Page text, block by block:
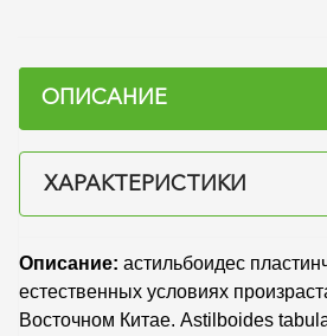
ОПИСАНИЕ
ХАРАКТЕРИСТИКИ
Описание: астильбоидес
естественных условиях
Восточном Китае. Astilboides